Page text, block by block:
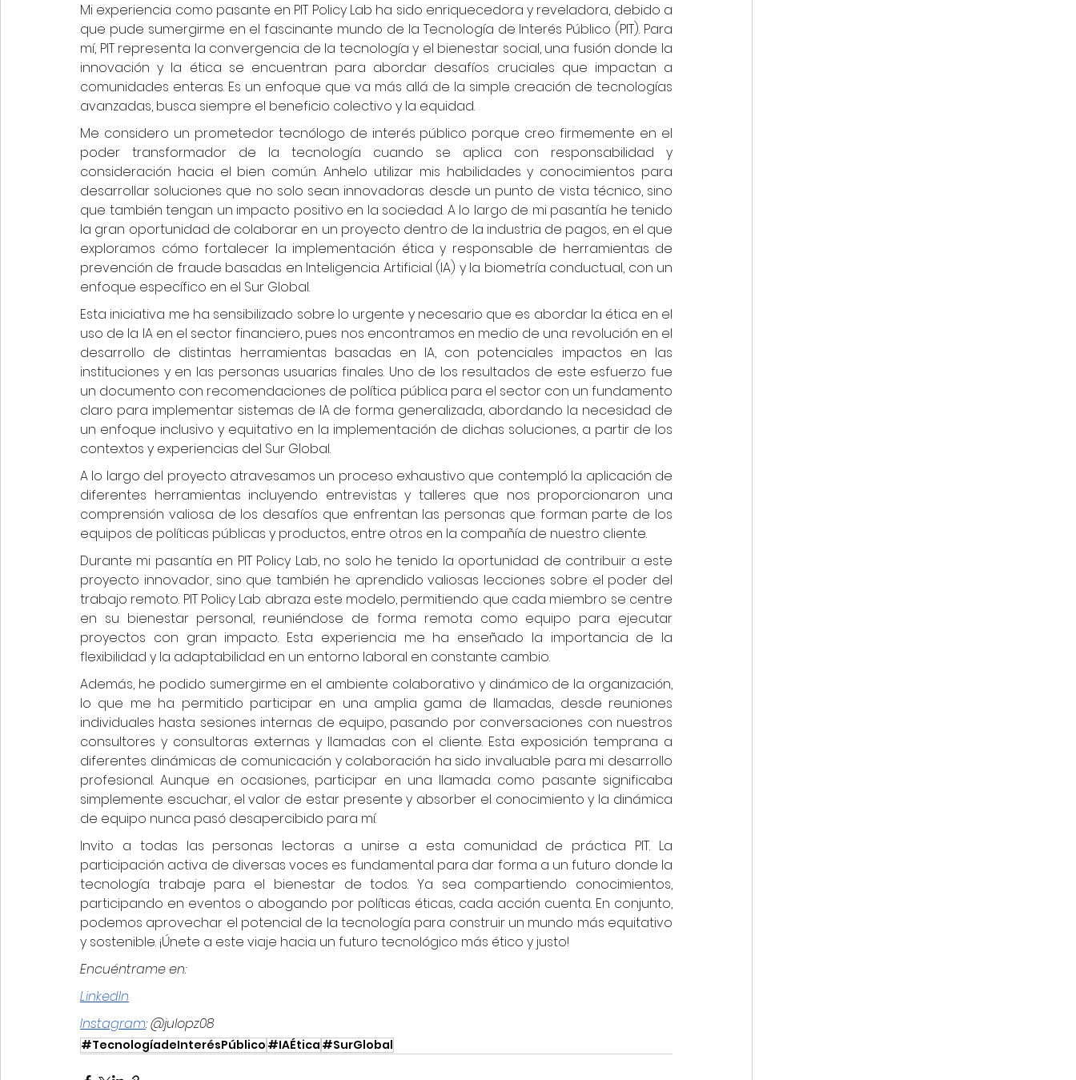
Mi experiencia como pasante en PIT Policy Lab ha sido enriquecedora y reveladora, debido a
que pude sumergirme en el fascinante mundo de la Tecnología de Interés Público (PIT). Para
mí, PIT representa la convergencia de la tecnología y el bienestar social, una fusión donde la
innovación y la ética se encuentran para abordar desafíos cruciales que impactan a
comunidades enteras. Es un enfoque que va más allá de la simple creación de tecnologías
avanzadas, busca siempre el beneficio colectivo y la equidad.
Me considero un prometedor tecnólogo de interés público porque creo firmemente en el
poder transformador de la tecnología cuando se aplica con responsabilidad y
consideración hacia el bien común. Anhelo utilizar mis habilidades y conocimientos para
desarrollar soluciones que no solo sean innovadoras desde un punto de vista técnico, sino
que también tengan un impacto positivo en la sociedad. A lo largo de mi pasantía he tenido
la gran oportunidad de colaborar en un proyecto dentro de la industria de pagos, en el que
exploramos cómo fortalecer la implementación ética y responsable de herramientas de
prevención de fraude basadas en Inteligencia Artificial (IA) y la biometría conductual, con un
enfoque específico en el Sur Global.
Esta iniciativa me ha sensibilizado sobre lo urgente y necesario que es abordar la ética en el
uso de la IA en el sector financiero, pues nos encontramos en medio de una revolución en el
desarrollo de distintas herramientas basadas en IA, con potenciales impactos en las
instituciones y en las personas usuarias finales. Uno de los resultados de este esfuerzo fue
un documento con recomendaciones de política pública para el sector con un fundamento
claro para implementar sistemas de IA de forma generalizada, abordando la necesidad de
un enfoque inclusivo y equitativo en la implementación de dichas soluciones, a partir de los
contextos y experiencias del Sur Global.
A lo largo del proyecto atravesamos un proceso exhaustivo que contempló la aplicación de
diferentes herramientas incluyendo entrevistas y talleres que nos proporcionaron una
comprensión valiosa de los desafíos que enfrentan las personas que forman parte de los
equipos de políticas públicas y productos, entre otros en la compañía de nuestro cliente.
Durante mi pasantía en PIT Policy Lab, no solo he tenido la oportunidad de contribuir a este
proyecto innovador, sino que también he aprendido valiosas lecciones sobre el poder del
trabajo remoto. PIT Policy Lab abraza este modelo, permitiendo que cada miembro se centre
en su bienestar personal, reuniéndose de forma remota como equipo para ejecutar
proyectos con gran impacto. Esta experiencia me ha enseñado la importancia de la
flexibilidad y la adaptabilidad en un entorno laboral en constante cambio.
Además, he podido sumergirme en el ambiente colaborativo y dinámico de la organización,
lo que me ha permitido participar en una amplia gama de llamadas, desde reuniones
individuales hasta sesiones internas de equipo, pasando por conversaciones con nuestros
consultores y consultoras externas y llamadas con el cliente. Esta exposición temprana a
diferentes dinámicas de comunicación y colaboración ha sido invaluable para mi desarrollo
profesional. Aunque en ocasiones, participar en una llamada como pasante significaba
simplemente escuchar, el valor de estar presente y absorber el conocimiento y la dinámica
de equipo nunca pasó desapercibido para mí.
Invito a todas las personas lectoras a unirse a esta comunidad de práctica PIT. La
participación activa de diversas voces es fundamental para dar forma a un futuro donde la
tecnología trabaje para el bienestar de todos. Ya sea compartiendo conocimientos,
participando en eventos o abogando por políticas éticas, cada acción cuenta. En conjunto,
podemos aprovechar el potencial de la tecnología para construir un mundo más equitativo
y sostenible. ¡Únete a este viaje hacia un futuro tecnológico más ético y justo!
Encuéntrame en:
LinkedIn
Instagram: @julopz08
#TecnologíadeInterésPúblico #IAÉtica #SurGlobal